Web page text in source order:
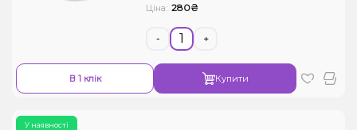
Ціна: 280₴
- +
В 1 клік Купити
У наявності